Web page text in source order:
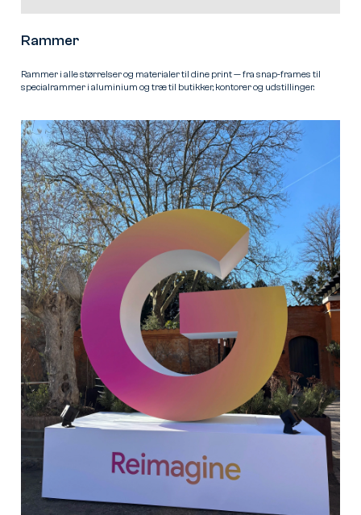
Rammer
Rammer i alle størrelser og materialer til dine print — fra snap-frames til
specialrammer i aluminium og træ til butikker, kontorer og udstillinger.